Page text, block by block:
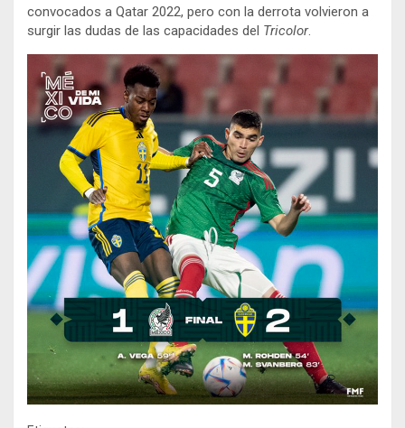
convocados a Qatar 2022, pero con la derrota volvieron a
surgir las dudas de las capacidades del Tricolor.